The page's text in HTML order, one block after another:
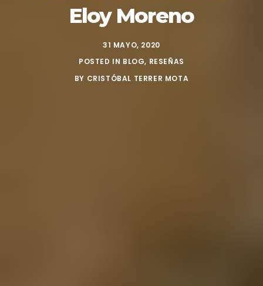
Eloy Moreno
31 MAYO, 2020
POSTED IN BLOG, RESEÑAS
BY CRISTÓBAL TERRER MOTA